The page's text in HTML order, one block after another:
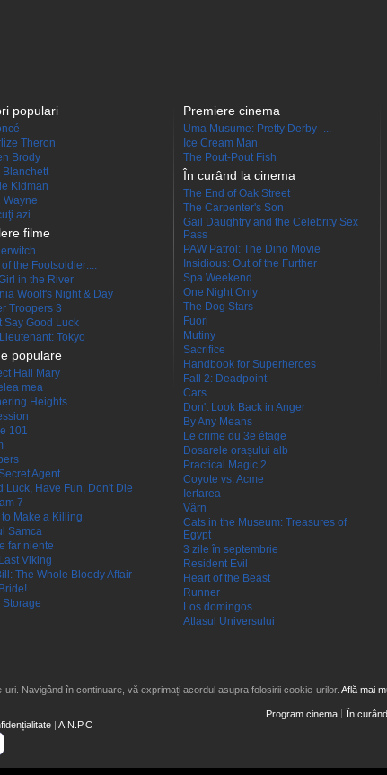
populari
Theron
Brody
Blanchett
Kidman
Wayne
azi
filme
of the Footsoldier:...
in the River
Woolf's Night & Day
Troopers 3
Say Good Luck
Tokyo
populare
Hail Mary
mea
Heights
101
Agent
Luck, Have Fun, Don't Die
7
to Make a Killing
Samca
far niente
Viking
The Whole Bloody Affair
Premiere cinema
Uma Musume: Pretty Derby -...
Ice Cream Man
The Pout-Pout Fish
În curând la cinema
The End of Oak Street
The Carpenter's Son
Gail Daughtry and the Celebrity Sex
Pass
PAW Patrol: The Dino Movie
Insidious: Out of the Further
Spa Weekend
One Night Only
The Dog Stars
Fuori
Mutiny
Sacrifice
Handbook for Superheroes
Fall 2: Deadpoint
Cars
Don't Look Back in Anger
By Any Means
Le crime du 3e étage
Dosarele orașului alb
Practical Magic 2
Coyote vs. Acme
Iertarea
Värn
Cats in the Museum: Treasures of
Egypt
3 zile în septembrie
Resident Evil
Heart of the Beast
Runner
Los domingos
Atlasul Universului
Navigând în continuare, vă exprimați acordul asupra folosirii cookie-urilor. Află mai
| A.N.P.C
Program cinema În curând